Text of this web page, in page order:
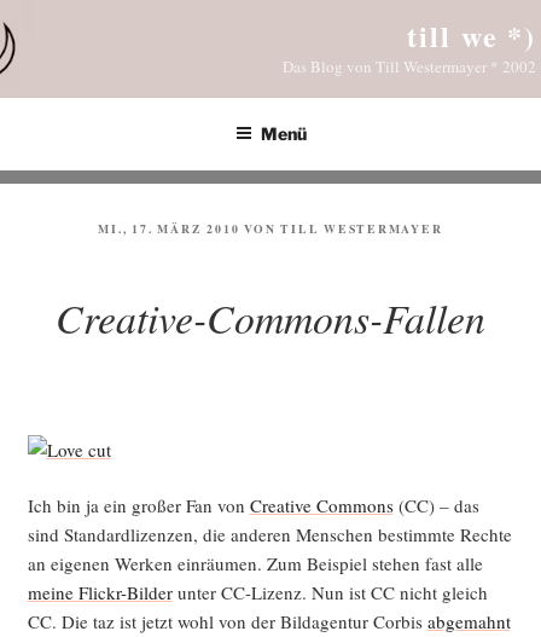
Inhalt
springen
till we *)
Das Blog von Till Westermayer * 2002
Menü
VERÖFFENTLICHT
MI., 17. MÄRZ 2010 VONTILL WESTERMAYER
Creative-Commons-Fallen
Ich bin ja ein gro­ßer Fan von Crea­ti­ve Com­mons(CC) – das
sind Stan­dard­li­zen­zen, die ande­ren Men­schen bestimm­te Rech­te
an eige­nen Wer­ken ein­räu­men. Zum Bei­spiel ste­hen fast alle
mei­ne Flickr-Bil­derunter CC-Lizenz. Nun ist CC nicht gleich
CC. Die taz ist jetzt wohl von der Bild­agen­tur Cor­bis abge­mahnt